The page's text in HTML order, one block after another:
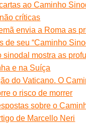
ao Caminho
críticas
envia a Roma as
de seu “Caminho
sinodal mostra as
e na Suíça
do Vaticano. O
o risco de morrer
sobre o
de Marcello Neri